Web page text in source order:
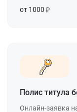
от 1000
Полис титула
Онлайн-заявка